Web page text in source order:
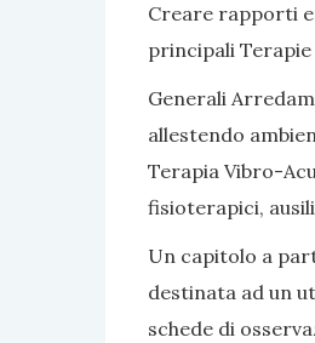
Creare rapporti
principali
Generali
allestendo
Terapia Vibro-
fisioterapici,
Un capitolo a
destinata ad un
schede di